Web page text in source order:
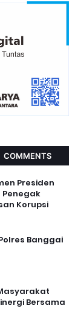
COMMENTS
Presiden
Penegak
Korupsi
Banggai
Bersama